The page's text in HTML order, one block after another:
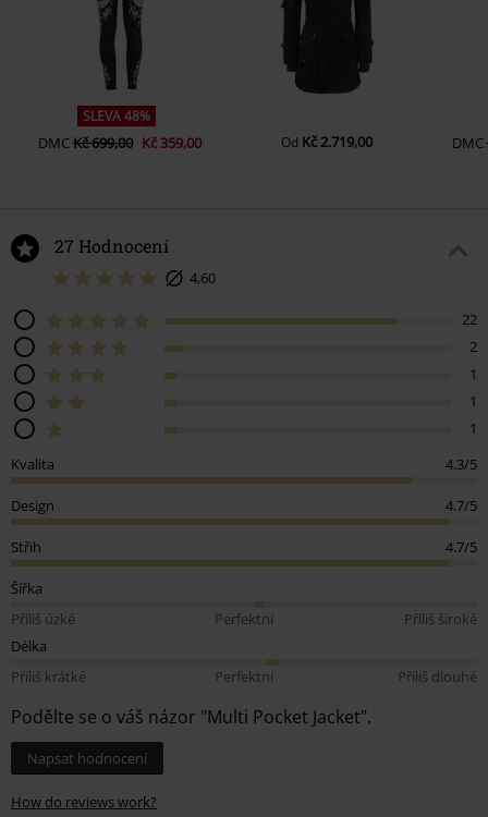
SLEVA 48%
DMCKč 699,00 Kč 359,00 Od Kč 2.719,00 DMC
27 Hodnocení
4,60
22
2
1
1
1
Kvalita
4.3/5
Design 4.7/5
Střih 4.7/5
Šířka
Příliš úzké
Perfektní
Příliš široké
Délka
Příliš krátké
Perfektní Příliš dlouhé
Podělte se o váš názor "Multi Pocket Jacket".
Napsat hodnocení
How do reviews work?